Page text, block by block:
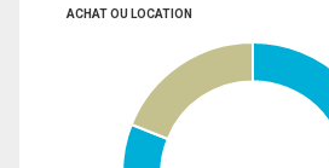
ACHAT OU LOCATION